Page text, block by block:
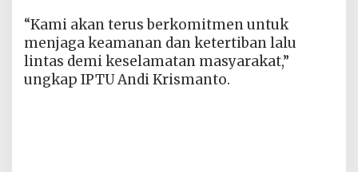
“Kami akan terus berkomitmen untuk
menjaga keamanan dan ketertiban lalu
lintas demi keselamatan masyarakat,”
ungkap IPTU Andi Krismanto.